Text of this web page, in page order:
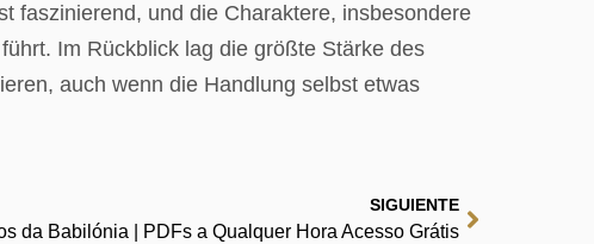
faszinierend, und die Charaktere, insbesondere
Im Rückblick lag die größte Stärke des
auch wenn die Handlung selbst etwas
SIGUIENTE
da Babilónia | PDFs a Qualquer Hora Acesso Grátis